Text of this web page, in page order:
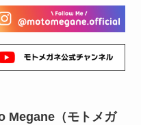
Megane（モトメガ